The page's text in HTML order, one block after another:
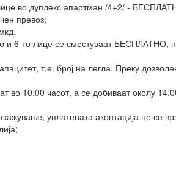
во дуплекс апартман /4+2/ -
превоз;
6-то лице се сместуваат БЕСПЛАТНО,
т.е. број на легла. Преку
во 10:00 часот, а се добиваат околу
уплатената аконтација не се